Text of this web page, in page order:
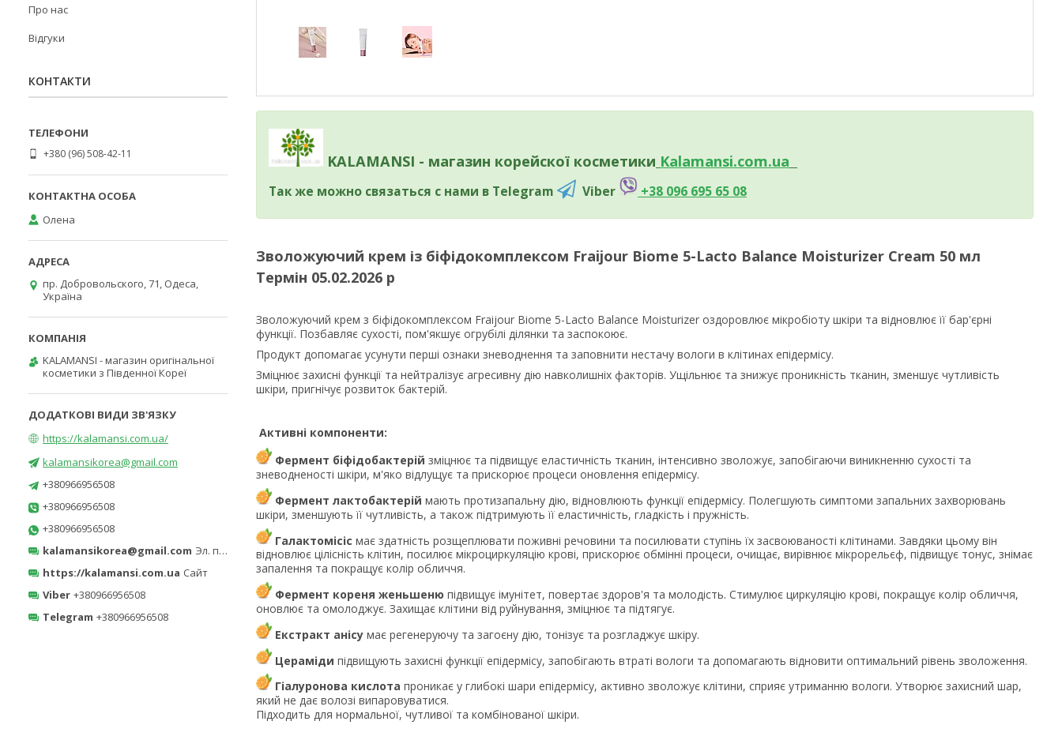
KALAMANSI - магазин корейскої косметики Kalamansi.com.ua
Так же можно связаться с нами в Telegram Viber +38 096 695 65 08
Зволожуючий крем із біфідокомплексом Fraijour Biome 5-Lacto Balance Moisturizer Cream 50 мл
Термін 05.02.2026 р
Зволожуючий крем з біфідокомплексом Fraijour Biome 5-Lacto Balance Moisturizer оздоровлює мікробіоту шкіри та відновлює її бар'єрні
функції. Позбавляє сухості, пом'якшує огрубілі ділянки та заспокоює.
Продукт допомагає усунути перші ознаки зневоднення та заповнити нестачу вологи в клітинах епідермісу.
Зміцнює захисні функції та нейтралізує агресивну дію навколишніх факторів. Ущільнює та знижує проникність тканин, зменшує чутливість
шкіри, пригнічує розвиток бактерій.
Активні компоненти:
Фермент біфідобактерій зміцнює та підвищує еластичність тканин, інтенсивно зволожує, запобігаючи виникненню сухості та
зневодненості шкіри, м'яко відлущує та прискорює процеси оновлення епідермісу.
Фермент лактобактерій мають протизапальну дію, відновлюють функції епідермісу. Полегшують симптоми запальних захворювань
шкіри, зменшують її чутливість, а також підтримують її еластичність, гладкість і пружність.
Галактомісіс має здатність розщеплювати поживні речовини та посилювати ступінь їх засвоюваності клітинами. Завдяки цьому він
відновлює цілісність клітин, посилює мікроциркуляцію крові, прискорює обмінні процеси, очищає, вирівнює мікрорельєф, підвищує тонус, знімає
запалення та покращує колір обличчя.
Фермент кореня женьшеню підвищує імунітет, повертає здоров'я та молодість. Стимулює циркуляцію крові, покращує колір обличчя,
оновлює та омолоджує. Захищає клітини від руйнування, зміцнює та підтягує.
Екстракт анісу має регенеруючу та загоєну дію, тонізує та розгладжує шкіру.
Цераміди підвищують захисні функції епідермісу, запобігають втраті вологи та допомагають відновити оптимальний рівень зволоження.
Гіалуронова кислота проникає у глибокі шари епідермісу, активно зволожує клітини, сприяє утриманню вологи. Утворює захисний шар,
який не дає волозі випаровуватися.
Підходить для нормальної, чутливої та комбінованої шкіри.
Про нас
Відгуки
КОНТАКТИ
+380 (96) 508-42-11
Олена
пр. Добровольского, 71, Одеса,
Україна
KALAMANSI - магазин оригінальної
косметики з Південної Кореї
https://kalamansi.com.ua/
kalamansikorea@gmail.com
+380966956508
+380966956508
+380966956508
kalamansikorea@gmail.com Эл. почта
https://kalamansi.com.ua Сайт
Viber +380966956508
Telegram +380966956508